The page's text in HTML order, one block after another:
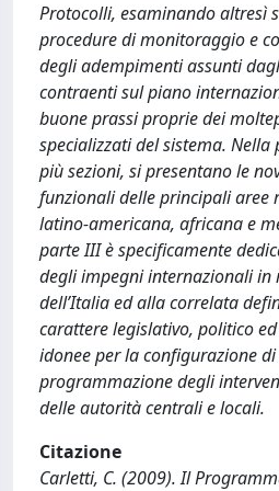
Protocolli, esaminando altresì
procedure di monitoraggio e
degli adempimenti assunti
contraenti sul piano
buone prassi proprie dei
specializzati del sistema.
più sezioni, si presentano le
funzionali delle principali aree
latino-americana, africana e
parte III è specificamente
degli impegni internazionali in
dell’Italia ed alla correlata
carattere legislativo, politico
idonee per la configurazione
programmazione degli
delle autorità centrali e locali.
Citazione
Carletti, C. (2009). Il